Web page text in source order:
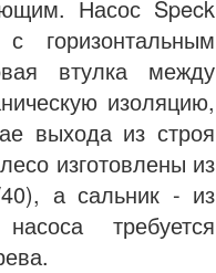
Насос Speck
горизонтальным
втулка между
изоляцию,
выхода из строя
изготовлены из
а сальник - из
требуется